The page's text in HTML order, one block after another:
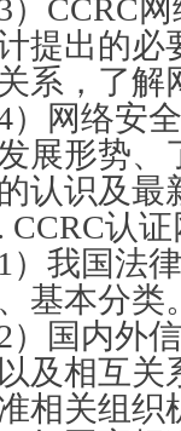
） CCRC
提出的必
系，了解
）网络安
展形势、
认识及最
. CCRC认证
1）我国法
基本分类
）国内外
及相互关
相关组织